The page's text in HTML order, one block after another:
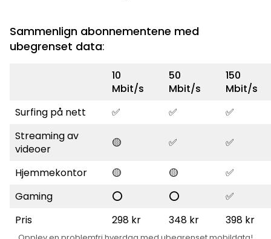
Sammenlign abonnementene med
ubegrenset data:
10
Mbit/s
50
Mbit/s
150
Mbit/s
Surfing på nett
✅ ✅
✅
Streaming av
videoer
🟡 ✅ ✅
Hjemmekontor 🟡 🟡
✅
Gaming
⭕ ⭕
✅
Pris
298 kr 348 kr 398 kr